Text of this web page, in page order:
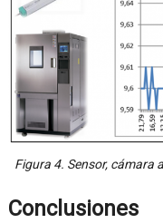
Figura 4. Sensor, cámara
Conclusiones